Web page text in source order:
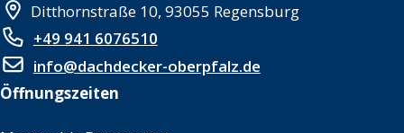
Ditthornstraße 10, 93055 Regensburg
+49 941 6076510
info@dachdecker-oberpfalz.de
Öffnungszeiten